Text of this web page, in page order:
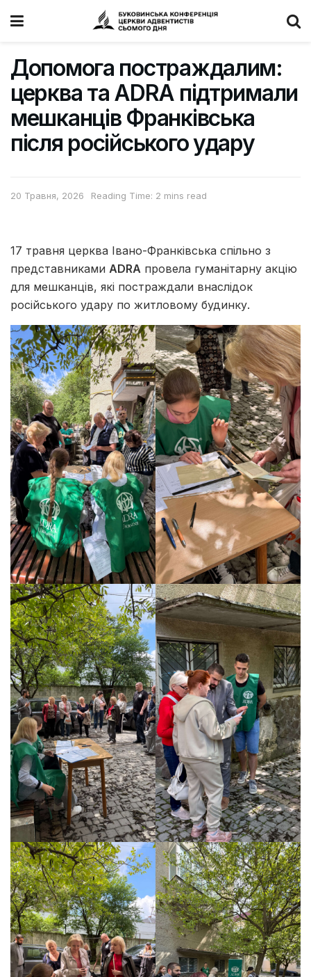
Допомога постраждалим:
церква та ADRA підтримали
мешканців Франківська
після російського удару
20 Травня, 2026 Reading Time: 2 mins read
17 травня церква Івано-Франківська спільно з
представниками ADRA провела гуманітарну акцію
для мешканців, які постраждали внаслідок
російського удару по житловому будинку.